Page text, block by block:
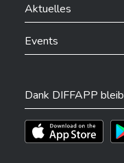
Aktuelles
Events
Dank DIFFAPP
Téléchargez l'app